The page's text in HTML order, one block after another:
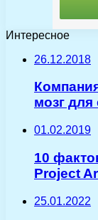
Интересное
26.12.2018
мозг
01.02.2019
10
Project
25.01.2022